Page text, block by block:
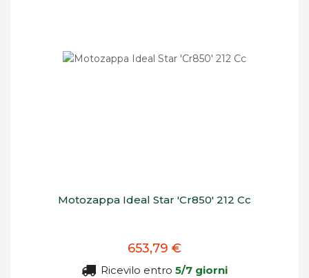
Motozappa Ideal Star 'Cr850' 212 Cc
653,79 €
Ricevilo entro 5/7 giorni